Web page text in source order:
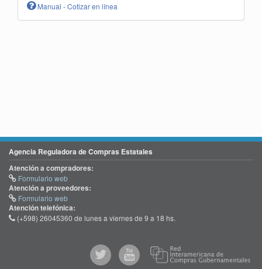
Manual - Cotizar en línea
Agencia Reguladora de Compras Estatales
Atención a compradores:
Formulario web
Atención a proveedores:
Formulario web
Atención telefónica:
(+598) 26045360 de lunes a viernes de 9 a 18 hs.
@comprasgubuy
ACCE